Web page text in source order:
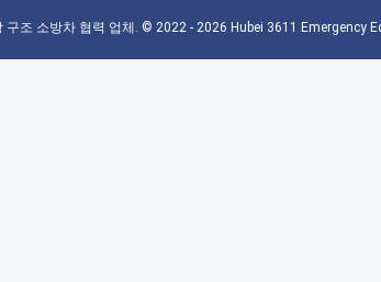
구조 소방차 협력 업체. © 2022 - 2026 Hubei 3611 Emergency